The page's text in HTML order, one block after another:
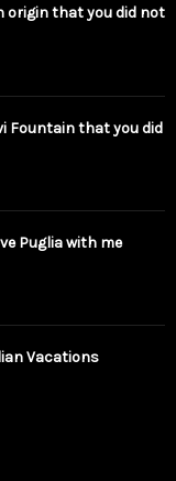
origin that you did not
Fountain that you did
Puglia with me
Vacations